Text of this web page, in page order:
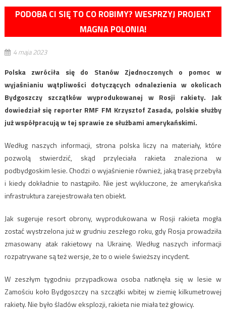
PODOBA CI SIĘ TO CO ROBIMY? WESPRZYJ PROJEKT
MAGNA POLONIA!
4 maja 2023
Polska zwróciła się do Stanów Zjednoczonych o pomoc w
wyjaśnianiu wątpliwości dotyczących odnalezienia w okolicach
Bydgoszczy szczątków wyprodukowanej w Rosji rakiety. Jak
dowiedział się reporter RMF FM Krzysztof Zasada, polskie służby
już współpracują w tej sprawie ze służbami amerykańskimi.
Według naszych informacji, strona polska liczy na materiały, które
pozwolą stwierdzić, skąd przyleciała rakieta znaleziona w
podbydgoskim lesie. Chodzi o wyjaśnienie również, jaką trasę przebyła
i kiedy dokładnie to nastąpiło. Nie jest wykluczone, że amerykańska
infrastruktura zarejestrowała ten obiekt.
Jak sugeruje resort obrony, wyprodukowana w Rosji rakieta mogła
zostać wystrzelona już w grudniu zeszłego roku, gdy Rosja prowadziła
zmasowany atak rakietowy na Ukrainę. Według naszych informacji
rozpatrywane są też wersje, że to o wiele świeższy incydent.
W zeszłym tygodniu przypadkowa osoba natknęła się w lesie w
Zamościu koło Bydgoszczy na szczątki wbitej w ziemię kilkumetrowej
rakiety. Nie było śladów eksplozji, rakieta nie miała też głowicy.